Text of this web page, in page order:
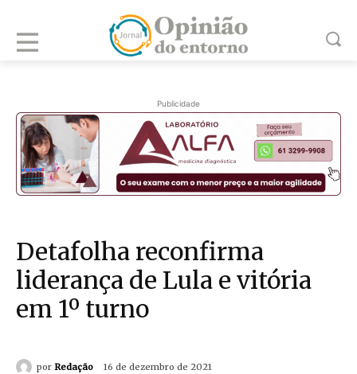
Publicidade
Detafolha reconfirma
liderança de Lula e vitória
em 1º turno
por Redação 16 de dezembro de 2021